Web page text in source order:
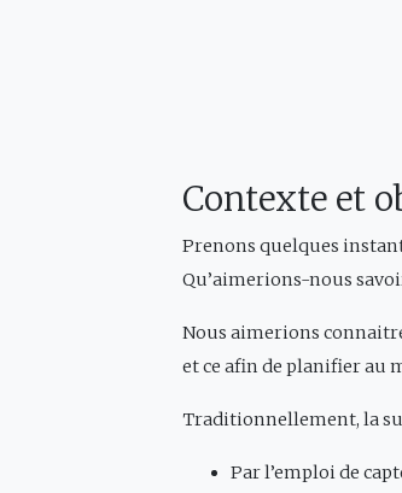
Contexte et
Prenons quelques
Qu’aimerions-nous
Nous aimerions
et ce afin de planifier au
Traditionnellement, la
Par l’emploi de